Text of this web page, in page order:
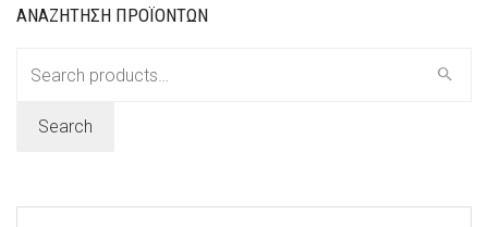
ΑΝΑΖΗΤΗΣΗ ΠΡΟΪΟΝΤΩΝ
Search